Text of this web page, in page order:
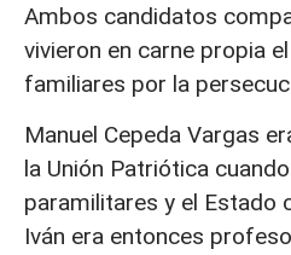
Ambos candidatos
vivieron en carne propia
familiares por la
Manuel Cepeda Vargas
la Unión Patriótica
paramilitares y el Estado
Iván era entonces